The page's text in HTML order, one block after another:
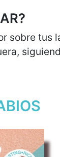
sobre tus